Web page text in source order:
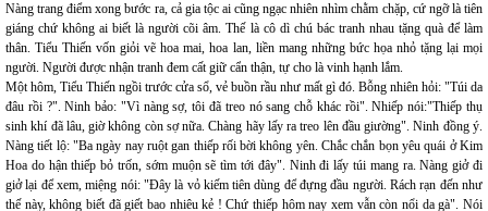
Nàng trang điểm xong bước ra, cả gia tộc ai cũng ngạc nhiên nhìm chằm chặp, cứ ngỡ là tiên
giáng chứ không ai biết là người cõi âm. Thế là cô dì chú bác tranh nhau tặng quà để làm
thân. Tiểu Thiến vốn giỏi vẽ hoa mai, hoa lan, liền mang những bức họa nhỏ tặng lại mọi
người. Người được nhận tranh đem cất giữ cẩn thận, tự cho là vinh hạnh lắm.
Một hôm, Tiểu Thiến ngồi trước cửa sổ, vẻ buồn rầu như mất gì đó. Bỗng nhiên hỏi: "Túi da
đâu rồi ?". Ninh bảo: "Vì nàng sợ, tôi đã treo nó sang chỗ khác rồi". Nhiếp nói:"Thiếp thụ
sinh khí đã lâu, giờ không còn sợ nữa. Chàng hãy lấy ra treo lên đầu giường". Ninh đồng ý.
Nàng tiết lộ: "Ba ngày nay ruột gan thiếp rối bời không yên. Chắc chắn bọn yêu quái ở Kim
Hoa do hận thiếp bỏ trốn, sớm muộn sẽ tìm tới đây". Ninh đi lấy túi mang ra. Nàng giở đi
giở lại để xem, miệng nói: "Đây là vỏ kiếm tiên dùng để đựng đầu người. Rách rạn đến như
thế này, không biết đã giết bao nhiêu kẻ ! Chứ thiếp hôm nay xem vẫn còn nổi da gà". Nói